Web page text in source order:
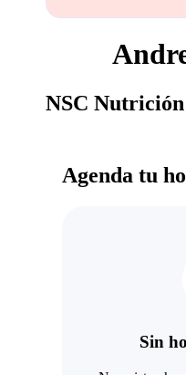
NSC
Agenda tu
Sin